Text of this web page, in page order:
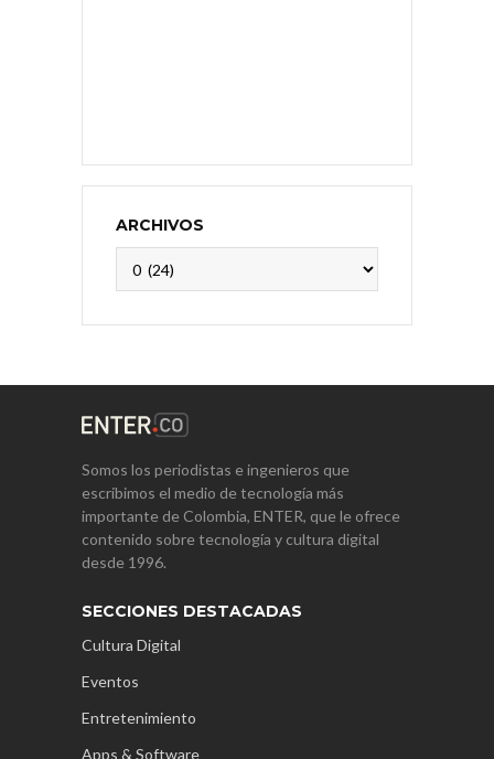
ARCHIVOS
Somos los periodistas e ingenieros que
escribimos el medio de tecnología más
importante de Colombia, ENTER, que le ofrece
contenido sobre tecnología y cultura digital
desde 1996.
SECCIONES DESTACADAS
Cultura Digital
Eventos
Entretenimiento
Apps & Software